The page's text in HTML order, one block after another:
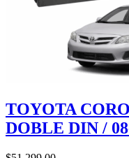
TOYOTA
DOBLE DIN /